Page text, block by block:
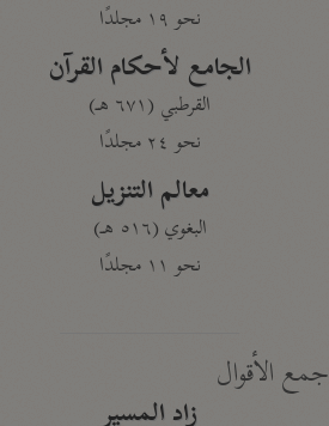
نحو ١٩ مجلدًا
الجامع لأحكام القرآن
القرطبي (٦٧١ هـ)
نحو ٢٤ مجلدًا
معالم التنزيل
البغوي (٥١٦ هـ)
نحو ١١ مجلدًا
جمع الأقوال
زاد المسير